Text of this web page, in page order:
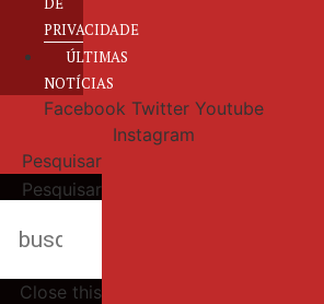
PRIVACIDADE
ÚLTIMAS
NOTÍCIAS
Facebook Twitter Youtube
Instagram
Pesquisar
Pesquisar
Close this